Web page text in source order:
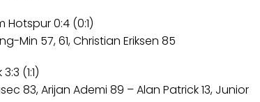
0:4 (0:1)
Min 57, 61, Christian Eriksen 85
(1:1)
83, Arijan Ademi 89 – Alan Patrick 13, Junior